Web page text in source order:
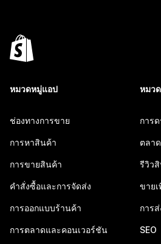
หมวดหมู่แอป
ช่องทางการขาย
การหาสินค้า
การขายสินค้า
คำสั่งซื้อและการจัดส่ง
การออกแบบร้านค้า
การตลาดและคอนเวอร์ชัน
หมว
การ
ตลาด
รีวิว
ขาย
การ
SEO